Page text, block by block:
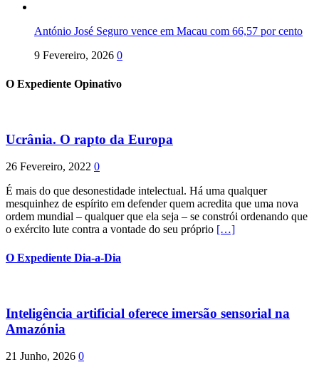
António José Seguro vence em Macau com 66,57 por cento
9 Fevereiro, 2026 0
O Expediente Opinativo
Ucrânia. O rapto da Europa
26 Fevereiro, 2022 0
É mais do que desonestidade intelectual. Há uma qualquer
mesquinhez de espírito em defender quem acredita que uma nova
ordem mundial – qualquer que ela seja – se constrói ordenando que
o exército lute contra a vontade do seu próprio […]
O Expediente Dia-a-Dia
Inteligência artificial oferece imersão sensorial na
Amazónia
21 Junho, 2026 0